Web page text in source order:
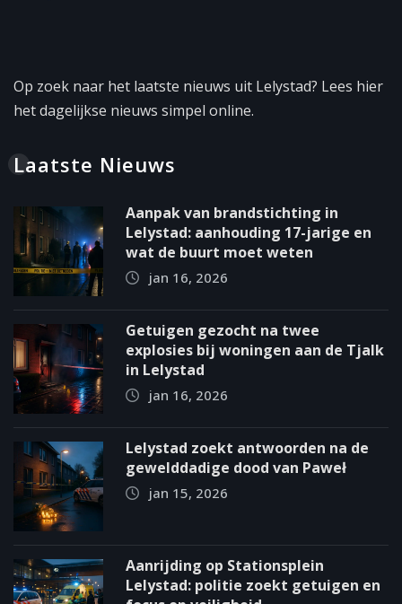
Op zoek naar het laatste nieuws uit Lelystad? Lees hier
het dagelijkse nieuws simpel online.
Laatste Nieuws
Aanpak van brandstichting in
Lelystad: aanhouding 17-jarige en
wat de buurt moet weten
jan 16, 2026
Getuigen gezocht na twee
explosies bij woningen aan de Tjalk
in Lelystad
jan 16, 2026
Lelystad zoekt antwoorden na de
gewelddadige dood van Paweł
jan 15, 2026
Aanrijding op Stationsplein
Lelystad: politie zoekt getuigen en